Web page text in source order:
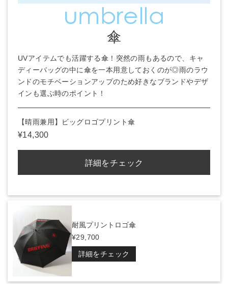
umbrella
傘
UVアイテムでも活躍する傘！突然の雨もあるので、キャ
ディーバッグの中に傘を一本用意しておくのが◎雨のラウ
ンドのモチベーションアップのため好きなブランドやデザ
インも選ぶ時のポイント！
【晴雨兼用】ビッグロゴプリント傘
¥14,300
詳細をチェック
耐風プリントロゴ傘
¥29,700
詳細をチェック